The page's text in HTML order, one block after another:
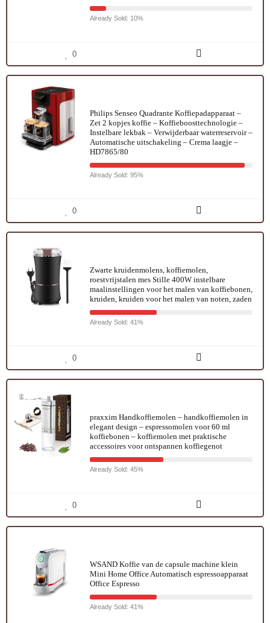
Already Sold: 10%
0
Philips Senseo Quadrante Koffiepadapparaat –
Zet 2 kopjes koffie – Koffieboosttechnologie –
Instelbare lekbak – Verwijderbaar waterreservoir –
Automatische uitschakeling – Crema laagje –
HD7865/80
Already Sold: 95%
0
Zwarte kruidenmolens, koffiemolen,
roestvrijstalen mes Stille 400W instelbare
maalinstellingen voor het malen van koffiebonen,
kruiden, kruiden voor het malen van noten, zaden
Already Sold: 41%
0
praxxim Handkoffiemolen – handkoffiemolen in
elegant design – espressomolen voor 60 ml
koffiebonen – koffiemolen met praktische
accessoires voor ontspannen koffiegenot
Already Sold: 45%
0
WSAND Koffie van de capsule machine klein
Mini Home Office Automatisch espressoapparaat
Office Espresso
Already Sold: 41%